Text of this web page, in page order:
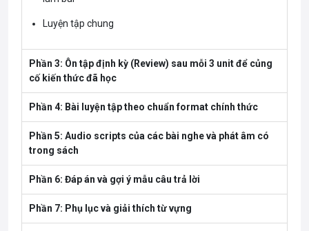
Luyện tập chung
Phần 3: Ôn tập định kỳ (Review) sau mỗi 3 unit để củng
cố kiến thức đã học
Phần 4: Bài luyện tập theo chuẩn format chính thức
Phần 5: Audio scripts của các bài nghe và phát âm có
trong sách
Phần 6: Đáp án và gợi ý mẫu câu trả lời
Phần 7: Phụ lục và giải thích từ vựng